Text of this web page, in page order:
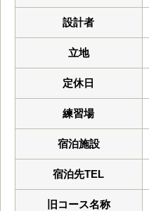
設計者
立地
定休日
練習場
宿泊施設
宿泊先TEL
旧コース名称